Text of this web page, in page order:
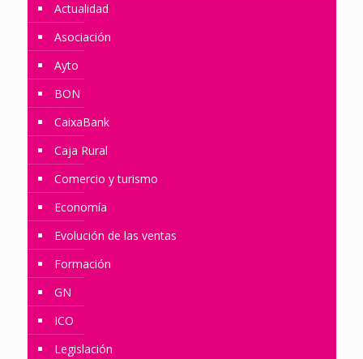
Actualidad
Asociación
Ayto
BON
CaixaBank
Caja Rural
Comercio y turismo
Economía
Evolución de las ventas
Formación
GN
ICO
Legislación